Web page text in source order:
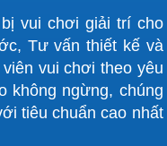
vui chơi giải trí cho
Tư vấn thiết kế và
vui chơi theo yêu
không ngừng, chúng
tiêu chuẩn cao nhất